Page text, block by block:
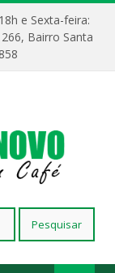
e Sexta-feira:
Bairro Santa